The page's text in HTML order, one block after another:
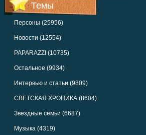
Темы
Персоны (25956)
Новости (12554)
PAPARAZZI (10735)
Остальное (9934)
Интервью и статьи (9809)
СВЕТСКАЯ ХРОНИКА (8604)
Звездные семьи (6687)
Музыка (4319)